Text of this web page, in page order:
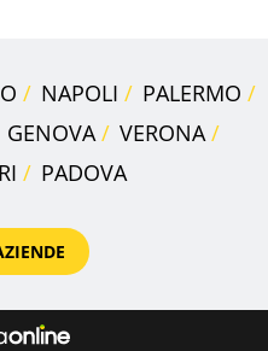
NAPOLI
PALERMO
GENOVA
VERONA
PADOVA